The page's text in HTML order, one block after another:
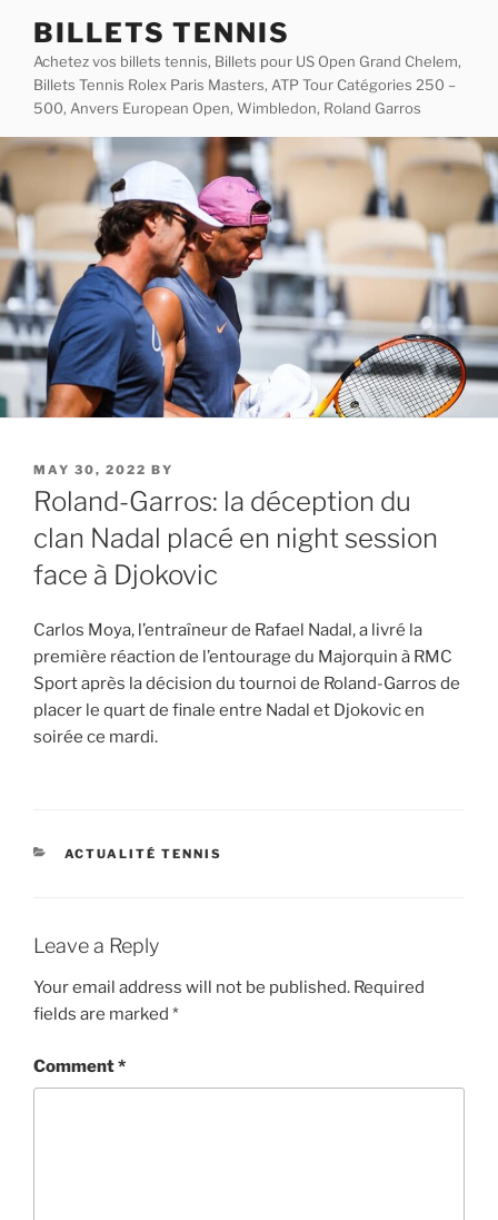
content
BILLETS TENNIS
Achetez vos billets tennis, Billets pour US Open Grand Chelem,
Billets Tennis Rolex Paris Masters, ATP Tour Catégories 250 –
500, Anvers European Open, Wimbledon, Roland Garros
POSTED
ON
MAY 30, 2022 BY
Roland-Garros: la déception du
clan Nadal placé en night session
face à Djokovic
Carlos Moya, l’entraîneur de Rafael Nadal, a livré la
première réaction de l’entourage du Majorquin à RMC
Sport après la décision du tournoi de Roland-Garros de
placer le quart de finale entre Nadal et Djokovic en
soirée ce mardi.
CATEGORIES
ACTUALITÉ TENNIS
Leave a Reply
Your email address will not be published. Required
fields are marked *
Comment*